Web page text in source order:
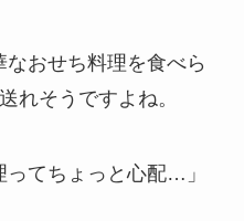
おせち料理を食べら
れそうですよね。
てちょっと心配…」